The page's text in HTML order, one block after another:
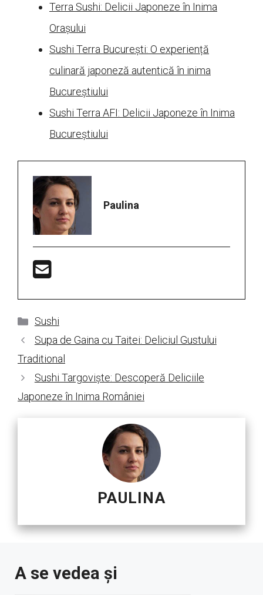
Terra Sushi: Delicii Japoneze în Inima
Orașului
Sushi Terra București: O experiență
culinară japoneză autentică în inima
Bucureștiului
Sushi Terra AFI: Delicii Japoneze în Inima
Bucureștiului
Paulina
Categorii
Sushi
Supa de Gaina cu Taitei: Deliciul Gustului
Traditional
Sushi Targoviște: Descoperă Deliciile
Japoneze în Inima României
PAULINA
A se vedea și